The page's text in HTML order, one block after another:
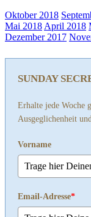
Oktober 2018
Mai 2018 April 2018
Dezember 2017
SUNDAY
Erhalte jede Woche
Ausgeglichenheit
Vorname
Email-Adresse*